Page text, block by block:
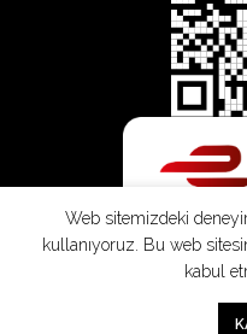
Web sitemizdeki
kullanıyoruz. Bu web
kabul